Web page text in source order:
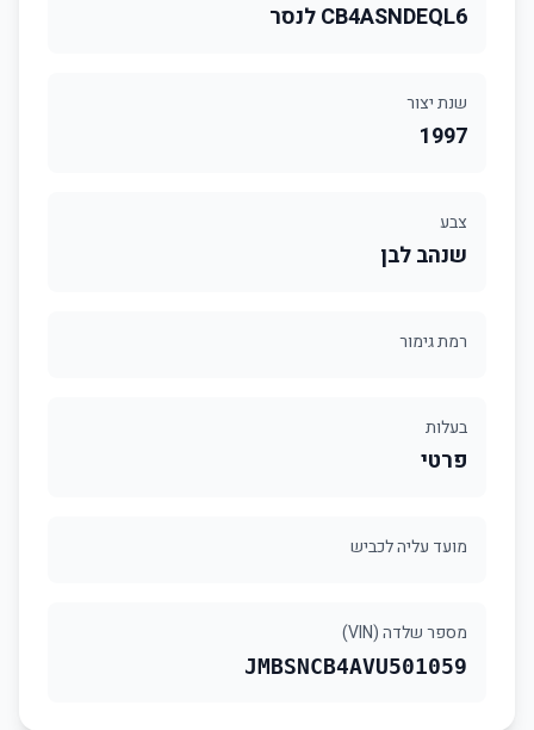
CB4ASNDEQL6 לנסר
שנת יצור
1997
צבע
שנהב לבן
רמת גימור
בעלות
פרטי
מועד עליה לכביש
מספר שלדה (VIN)
JMBSNCB4AVU501059